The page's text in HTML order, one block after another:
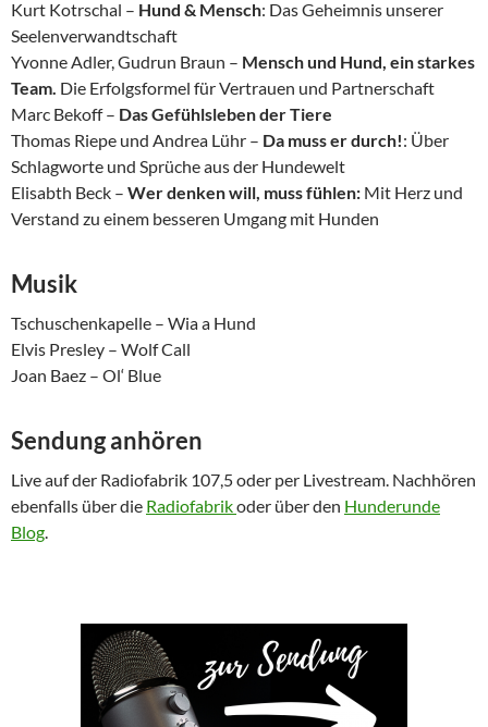
Kurt Kotrschal – Hund & Mensch: Das Geheimnis unserer
Seelenverwandtschaft
Yvonne Adler, Gudrun Braun – Mensch und Hund, ein starkes
Team. Die Erfolgsformel für Vertrauen und Partnerschaft
Marc Bekoff – Das Gefühlsleben der Tiere
Thomas Riepe und Andrea Lühr – Da muss er durch!: Über
Schlagworte und Sprüche aus der Hundewelt
Elisabth Beck – Wer denken will, muss fühlen: Mit Herz und
Verstand zu einem besseren Umgang mit Hunden
Musik
Tschuschenkapelle – Wia a Hund
Elvis Presley – Wolf Call
Joan Baez – Ol‘ Blue
Sendung anhören
Live auf der Radiofabrik 107,5 oder per Livestream. Nachhören
ebenfalls über die Radiofabrikoder über den Hunderunde
Blog.